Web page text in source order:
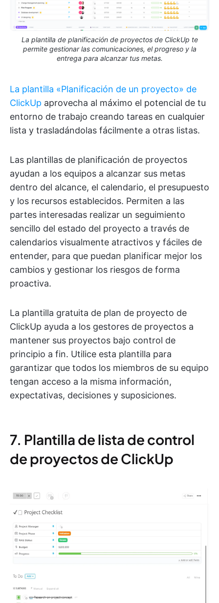
La plantilla de planificación de proyectos de ClickUp te
permite gestionar las comunicaciones, el progreso y la
entrega para alcanzar tus metas.
La plantilla «Planificación de un proyecto» de
ClickUp aprovecha al máximo el potencial de tu
entorno de trabajo creando tareas en cualquier
lista y trasladándolas fácilmente a otras listas.
Las plantillas de planificación de proyectos
ayudan a los equipos a alcanzar sus metas
dentro del alcance, el calendario, el presupuesto
y los recursos establecidos. Permiten a las
partes interesadas realizar un seguimiento
sencillo del estado del proyecto a través de
calendarios visualmente atractivos y fáciles de
entender, para que puedan planificar mejor los
cambios y gestionar los riesgos de forma
proactiva.
La plantilla gratuita de plan de proyecto de
ClickUp ayuda a los gestores de proyectos a
mantener sus proyectos bajo control de
principio a fin. Utilice esta plantilla para
garantizar que todos los miembros de su equipo
tengan acceso a la misma información,
expectativas, decisiones y suposiciones.
7. Plantilla de lista de control
de proyectos de ClickUp